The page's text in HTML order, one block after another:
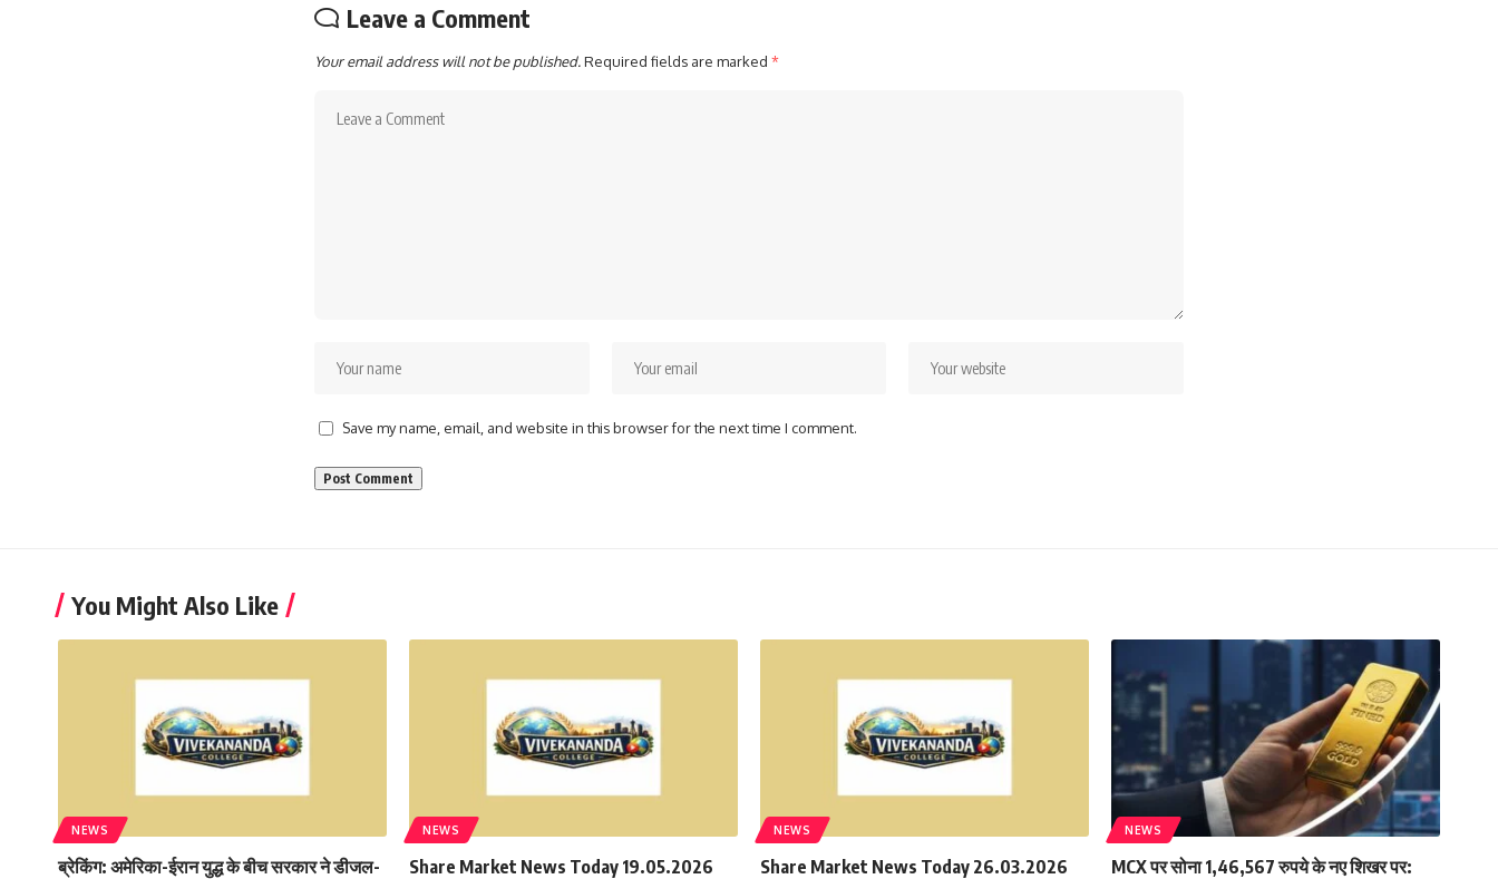
Leave a Comment
Your email address will not be published.Required fields are marked *
Save my name, email, and website in this browser for the next time I comment.
You Might Also Like
NEWS
ब्रेकिंग: अमेरिका-ईरान युद्ध के बीच सरकार ने डीजल-
NEWS
Share Market News Today 19.05.2026
NEWS
Share Market News Today 26.03.2026
NEWS
MCX पर सोना 1,46,567 रुपये के नए शिखर पर: